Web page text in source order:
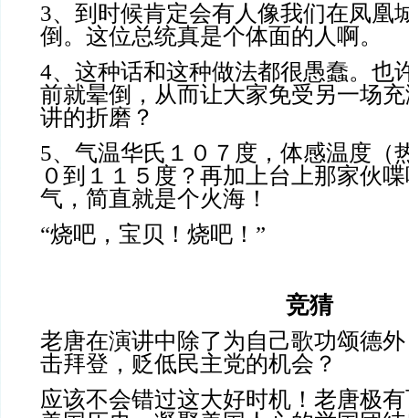
3、到时候肯定会有人像我们在凤凰
倒。这位总统真是个体面的人啊。
4、这种话和这种做法都很愚蠢。也
前就晕倒，从而让大家免受另一场
讲的折磨？
5、气温华氏１０７度，体感温度（
０到１１５度？再加上台上那家伙
气，简直就是个火海！
“烧吧，宝贝！烧吧！”
竞猜
老唐在演讲中除了为自己歌功颂德
击拜登，贬低民主党的机会？
应该不会错过这大好时机！老唐极